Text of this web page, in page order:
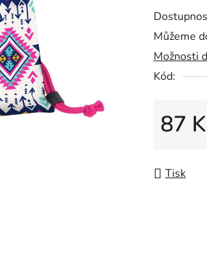
5
hvězdiček.
Můžeme
Možnosti
Kód:
87
Měrná
Tisk